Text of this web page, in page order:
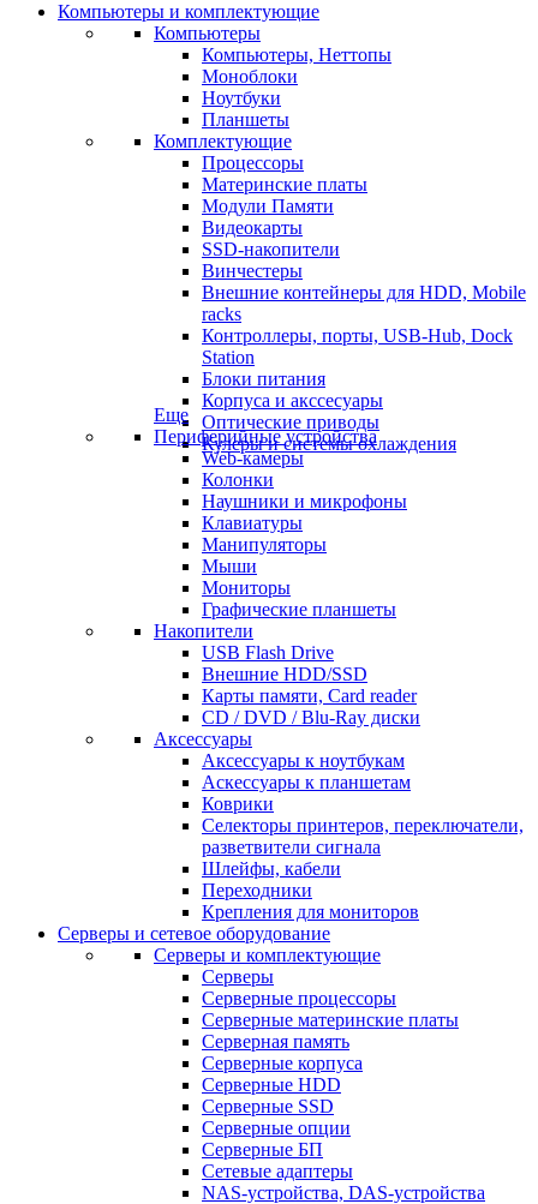
Компьютеры и комплектующие
Компьютеры
Компьютеры, Неттопы
Моноблоки
Ноутбуки
Планшеты
Комплектующие
Процессоры
Материнские платы
Модули Памяти
Видеокарты
SSD-накопители
Винчестеры
Внешние контейнеры для HDD, Mobile
racks
Контроллеры, порты, USB-Hub, Dock
Station
Блоки питания
Корпуса и акссесуары
Оптические приводы
Кулеры и системы охлаждения
Еще
Периферийные устройства
Web-камеры
Колонки
Наушники и микрофоны
Клавиатуры
Манипуляторы
Мыши
Мониторы
Графические планшеты
Накопители
USB Flash Drive
Внешние HDD/SSD
Карты памяти, Card reader
CD / DVD / Blu-Ray диски
Аксессуары
Аксессуары к ноутбукам
Аскессуары к планшетам
Коврики
Селекторы принтеров, переключатели,
разветвители сигнала
Шлейфы, кабели
Переходники
Крепления для мониторов
Серверы и сетевое оборудование
Серверы и комплектующие
Серверы
Серверные процессоры
Серверные материнские платы
Серверная память
Серверные корпуса
Серверные HDD
Серверные SSD
Серверные опции
Серверные БП
Сетевые адаптеры
NAS-устройства, DAS-устройства